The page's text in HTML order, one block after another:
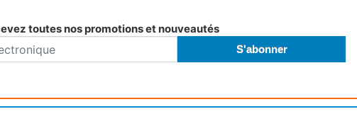
toutes nos promotions et nouveautés